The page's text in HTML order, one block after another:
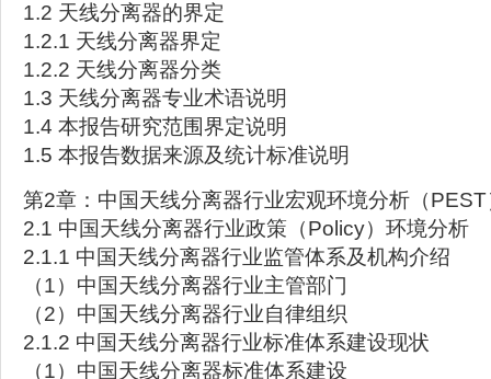
1.2 天线分离器的界定
1.2.1 天线分离器界定
1.2.2 天线分离器分类
1.3 天线分离器专业术语说明
1.4 本报告研究范围界定说明
1.5 本报告数据来源及统计标准说明
第2章：中国天线分离器行业宏观环境分析（PEST
2.1 中国天线分离器行业政策（Policy）环境分析
2.1.1 中国天线分离器行业监管体系及机构介绍
（1）中国天线分离器行业主管部门
（2）中国天线分离器行业自律组织
2.1.2 中国天线分离器行业标准体系建设现状
（1）中国天线分离器标准体系建设